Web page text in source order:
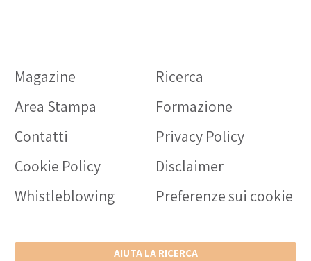
Magazine
Ricerca
Area Stampa
Formazione
Contatti
Privacy Policy
Cookie Policy
Disclaimer
Whistleblowing
Preferenze sui cookie
AIUTA LA RICERCA